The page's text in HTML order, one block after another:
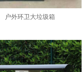
户外环卫大垃圾箱